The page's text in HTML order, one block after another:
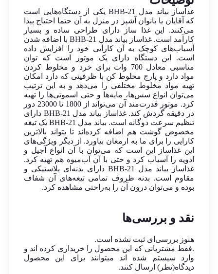
غذاساز بیاند مدل BHB-21 یکی از دستگاه‌هایی است
که آقایان یا بانوان آشپز در منزل به آن حتما احتیاج پیدا
می‌کنند. این غذا ساز دارای طراحی ساده‌ و بسیار
کارآمد است. غذاساز بیاند مدل BHB-21 با اضافه شدن
آسیاب‌های کوچک به آن کارآیی خود را افزایش داده
است. این دستگاه دارای یک موتور است که توان
مناسبی معادل 700 وات برای خرد و مخلوط کردن
مواد دارد و پارچ مخلوط کن با ظرفیتی که دارد امکان
تهیه مواد مخلوط مختلفی را می‌دهد و به این ترتیب
می‌توان انواع سس‌ها، مایه‌ها و حتی اسموتی‌ها را تهیه
کرد. موتور قدرت‌مند آن می‌تواند از 1800 تا 23000 دور
در دقیقه گردش کند. غذاساز بیاند مدل BHB-21 دارای
تنظیم سرعت دوگانه است. بیاند مدل BHB-21 یک تیغه
مخصوص گوشت هم اضافه کرده‌اند تا بتواند بالاترین
کارایی را برای ما به ارمغان بیاورد. از دیگر ویژگی‌های
این غذاساز این است که می‌توان با آن انواع آجیل و
ادویه را آسیاب کرد و حتی با آن آب‌میوه هم تهیه کرد.
غذاساز بیاند مدل BHB-21 دارای بدنه‌ای پلاستیکی و
مقاوم است. بدنه ظروف تمامی تیغه‌های آن شفاف
بوده و می‌توان درون آن را به‌راحتی مشاهده کرد.
نقد و بررسی‌ها
هنوز بررسی‌ای ثبت نشده است.
.فقط مشتریانی که این محصول را خریداری کرده اند و
وارد سیستم شده اند میتوانند برای این محصول
دیدگاه(نظر) ارسال کنند.